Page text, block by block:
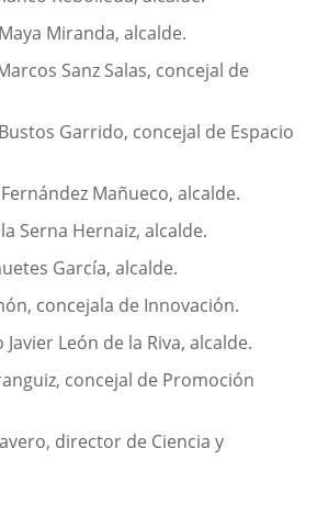
Miranda, alcalde.
Sanz Salas, concejal de
Garrido, concejal de Espacio
Mañueco, alcalde.
Serna Hernaiz, alcalde.
García, alcalde.
concejala de Innovación.
León de la Riva, alcalde.
concejal de Promoción
director de Ciencia y